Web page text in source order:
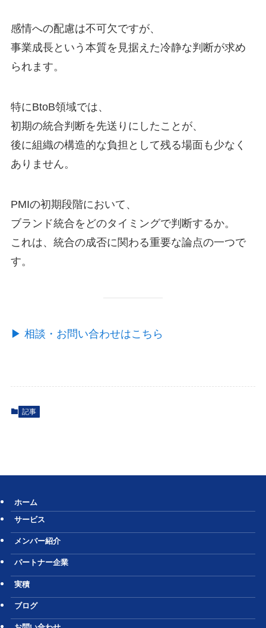
感情への配慮は不可欠ですが、
事業成長という本質を見据えた冷静な判断が求め
られます。
特にBtoB領域では、
初期の統合判断を先送りにしたことが、
後に組織の構造的な負担として残る場面も少なく
ありません。
PMIの初期段階において、
ブランド統合をどのタイミングで判断するか。
これは、統合の成否に関わる重要な論点の一つで
す。
▶︎ 相談・お問い合わせはこちら
記事
ホーム
サービス
メンバー紹介
パートナー企業
実積
ブログ